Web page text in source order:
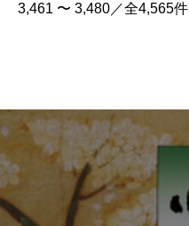
3,461 〜 3,480／全4,565件